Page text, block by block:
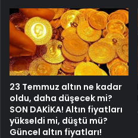
23 Temmuz altın ne kadar
oldu, daha düşecek mi?
SON DAKİKA! Altın fiyatları
yükseldi mi, düştü mü?
Güncel altın fiyatları!